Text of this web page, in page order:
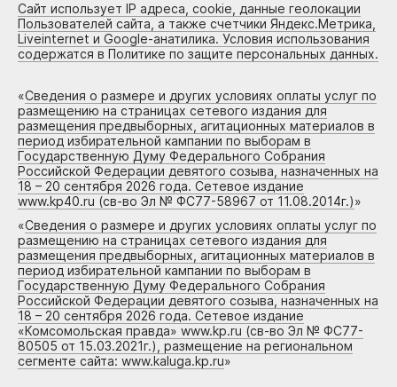
Сайт использует IP адреса, cookie, данные геолокации
Пользователей сайта, а также счетчики Яндекс.Метрика,
Liveinternet и Google-анатилика. Условия использования
содержатся в Политике по защите персональных данных.
«Сведения о размере и других условиях оплаты услуг по
размещению на страницах сетевого издания для
размещения предвыборных, агитационных материалов в
период избирательной кампании по выборам в
Государственную Думу Федерального Собрания
Российской Федерации девятого созыва, назначенных на
18 – 20 сентября 2026 года. Сетевое издание
www.kp40.ru (св-во Эл № ФС77-58967 от 11.08.2014г.)»
«Сведения о размере и других условиях оплаты услуг по
размещению на страницах сетевого издания для
размещения предвыборных, агитационных материалов в
период избирательной кампании по выборам в
Государственную Думу Федерального Собрания
Российской Федерации девятого созыва, назначенных на
18 – 20 сентября 2026 года. Сетевое издание
«Комсомольская правда» www.kp.ru (св-во Эл № ФС77-
80505 от 15.03.2021г.), размещение на региональном
сегменте сайта: www.kaluga.kp.ru»